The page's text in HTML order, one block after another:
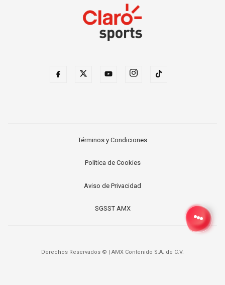
Términos y Condiciones
Política de Cookies
Aviso de Privacidad
SGSST AMX
Derechos Reservados © | AMX Contenido S.A. de C.V.